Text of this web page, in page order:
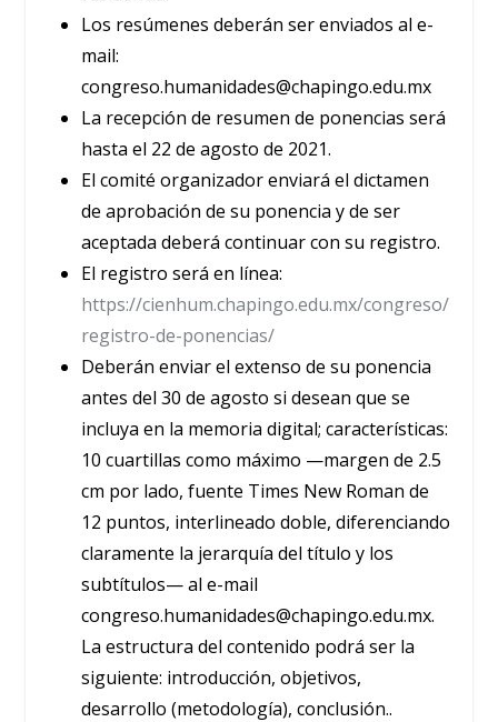
Los resúmenes deberán ser enviados al e-
mail:
congreso.humanidades@chapingo.edu.mx
La recepción de resumen de ponencias será
hasta el 22 de agosto de 2021.
El comité organizador enviará el dictamen
de aprobación de su ponencia y de ser
aceptada deberá continuar con su registro.
El registro será en línea:
https://cienhum.chapingo.edu.mx/congreso/
registro-de-ponencias/
Deberán enviar el extenso de su ponencia
antes del 30 de agosto si desean que se
incluya en la memoria digital; características:
10 cuartillas como máximo —margen de 2.5
cm por lado, fuente Times New Roman de
12 puntos, interlineado doble, diferenciando
claramente la jerarquía del título y los
subtítulos— al e-mail
congreso.humanidades@chapingo.edu.mx.
La estructura del contenido podrá ser la
siguiente: introducción, objetivos,
desarrollo (metodología), conclusión..